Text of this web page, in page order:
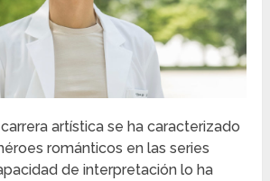
artística se ha caracterizado
románticos en las series
de interpretación lo ha